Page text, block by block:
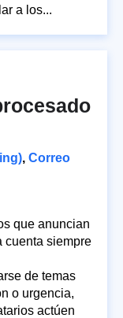
a los...
, Correo
que anuncian
cuenta siempre
de temas
o urgencia,
actúen